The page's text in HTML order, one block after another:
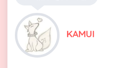
KAMUI